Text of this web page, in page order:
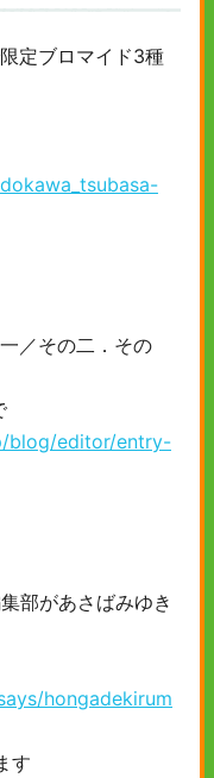
定ブロマイド3種
／その二．その
blog/editor/entry-
部があさばみゆき
hongadekirum
す